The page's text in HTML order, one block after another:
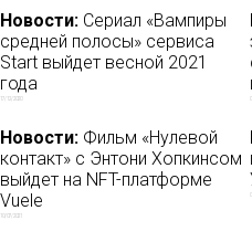
Новости: Сериал «Вампиры
средней полосы» сервиса
Start выйдет весной 2021
года
17/12/2020
Новости: Фильм «Нулевой
контакт» с Энтони Хопкинсом
выйдет на NFT-платформе
Vuele
10/07/2021